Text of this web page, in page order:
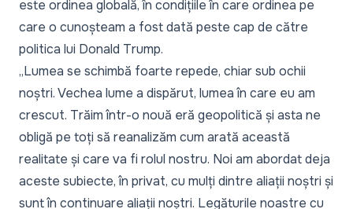
este ordinea globală, în condițiile în care ordinea pe
care o cunoșteam a fost dată peste cap de către
politica lui Donald Trump.
„Lumea se schimbă foarte repede, chiar sub ochii
noștri. Vechea lume a dispărut, lumea în care eu am
crescut. Trăim într-o nouă eră geopolitică și asta ne
obligă pe toți să reanalizăm cum arată această
realitate și care va fi rolul nostru. Noi am abordat deja
aceste subiecte, în privat, cu mulți dintre aliații noștri și
sunt în continuare aliații noștri. Legăturile noastre cu